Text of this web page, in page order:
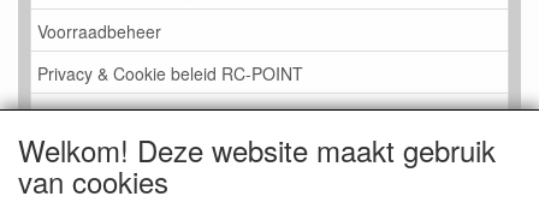
Voorraadbeheer
Privacy & Cookie beleid RC-POINT
LINK PAGINA
Gastenboek RC-POINT
Kijkje in de Winkel
Welkom! Deze website maakt gebruik
van cookies